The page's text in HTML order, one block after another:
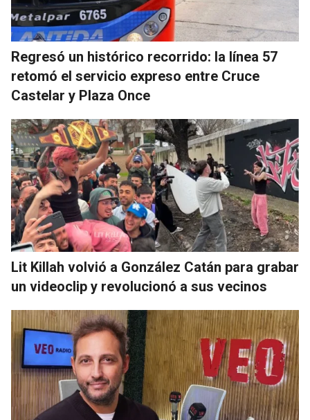
Regresó un histórico recorrido: la línea 57
retomó el servicio expreso entre Cruce
Castelar y Plaza Once
Lit Killah volvió a González Catán para grabar
un videoclip y revolucionó a sus vecinos